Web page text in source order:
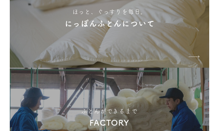
ほっと、ぐっすりを毎日。
にっぽんふとんについて
ふとんができるまで
FACTORY